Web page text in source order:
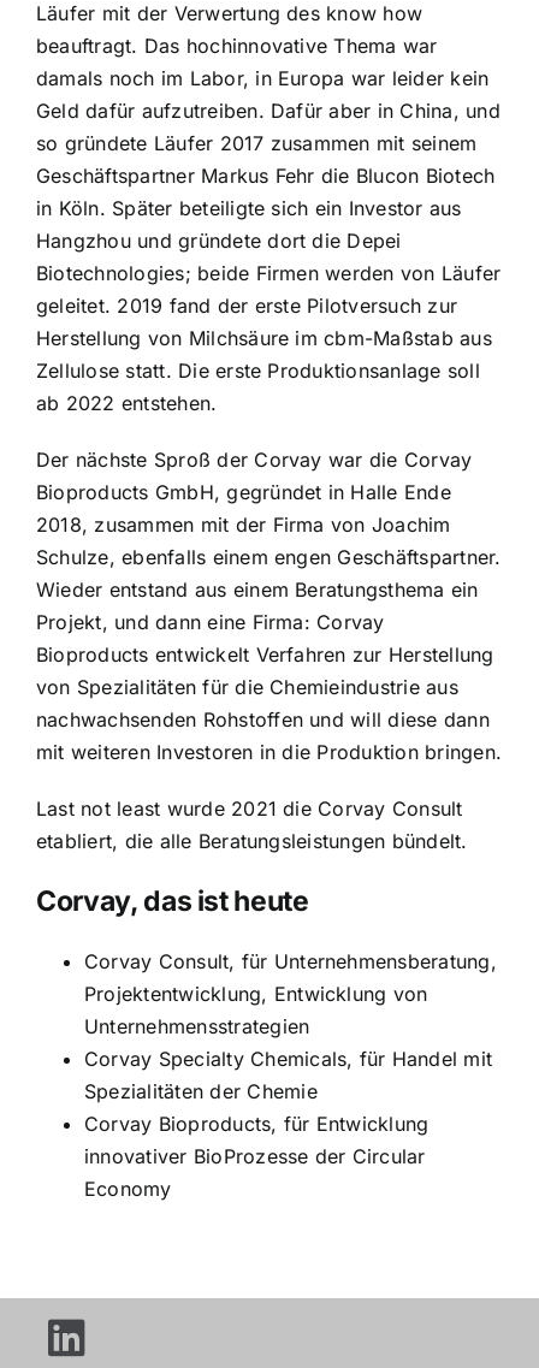
Läufer mit der Verwertung des know how
beauftragt. Das hochinnovative Thema war
damals noch im Labor, in Europa war leider kein
Geld dafür aufzutreiben. Dafür aber in China, und
so gründete Läufer 2017 zusammen mit seinem
Geschäftspartner Markus Fehr die Blucon Biotech
in Köln. Später beteiligte sich ein Investor aus
Hangzhou und gründete dort die Depei
Biotechnologies; beide Firmen werden von Läufer
geleitet. 2019 fand der erste Pilotversuch zur
Herstellung von Milchsäure im cbm-Maßstab aus
Zellulose statt. Die erste Produktionsanlage soll
ab 2022 entstehen.
Der nächste Sproß der Corvay war die Corvay
Bioproducts GmbH, gegründet in Halle Ende
2018, zusammen mit der Firma von Joachim
Schulze, ebenfalls einem engen Geschäftspartner.
Wieder entstand aus einem Beratungsthema ein
Projekt, und dann eine Firma: Corvay
Bioproducts entwickelt Verfahren zur Herstellung
von Spezialitäten für die Chemieindustrie aus
nachwachsenden Rohstoffen und will diese dann
mit weiteren Investoren in die Produktion bringen.
Last not least wurde 2021 die Corvay Consult
etabliert, die alle Beratungsleistungen bündelt.
Corvay, das ist heute
Corvay Consult, für Unternehmensberatung,
Projektentwicklung, Entwicklung von
Unternehmensstrategien
Corvay Specialty Chemicals, für Handel mit
Spezialitäten der Chemie
Corvay Bioproducts, für Entwicklung
innovativer BioProzesse der Circular
Economy